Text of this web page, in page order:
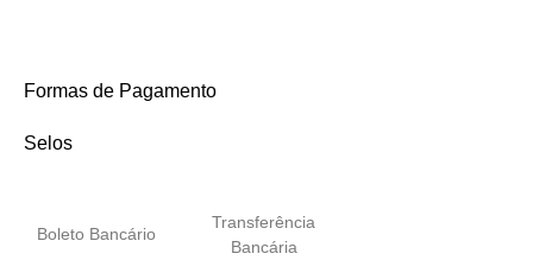
Formas de Pagamento
Selos
Boleto Bancário
Transferência
Bancária